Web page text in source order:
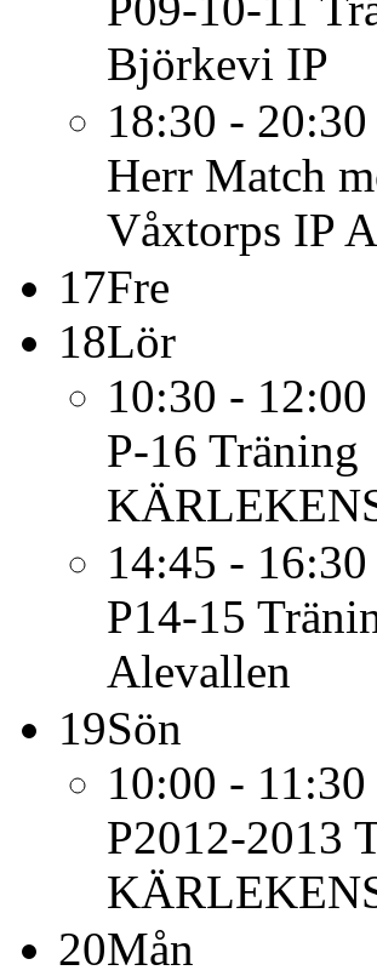
Björkevi IP
18:30 - 20:30
Herr Match
Våxtorps IP A
17Fre
18Lör
10:30 - 12:00
P-16 Träning
14:45 - 16:30
P14-15
Alevallen
19Sön
10:00 - 11:30
P2012-2013
20Mån